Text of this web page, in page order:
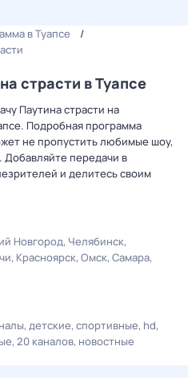
в Туапсе
страсти в Туапсе
Паутина страсти на
Подробная программа
не пропустить любимые шоу,
передачи в
и делитесь своим
Новгород Челябинск
Красноярск Омск Самара
детские спортивные hd
20 каналов новостные